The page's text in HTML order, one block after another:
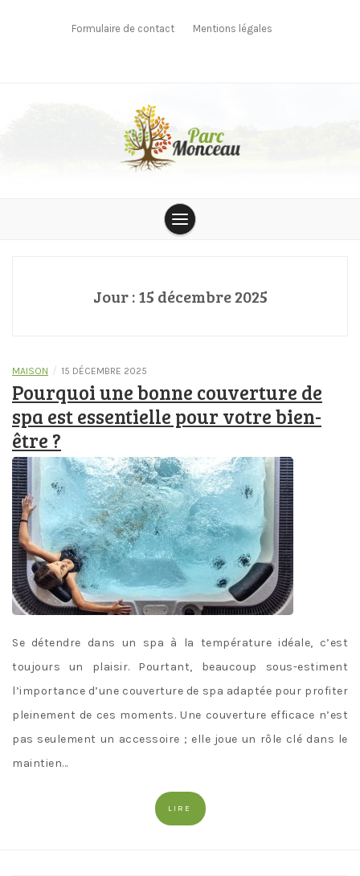
Formulaire de contact Mentions légales
Jour :15 décembre 2025
MAISON / 15 DÉCEMBRE 2025
Pourquoi une bonne couverture de
spa est essentielle pour votre bien-
être ?
Se détendre dans un spa à la température idéale, c’est
toujours un plaisir. Pourtant, beaucoup sous-estiment
l’importance d’une couverture de spa adaptée pour profiter
pleinement de ces moments. Une couverture efficace n’est
pas seulement un accessoire ; elle joue un rôle clé dans le
maintien…
LIRE